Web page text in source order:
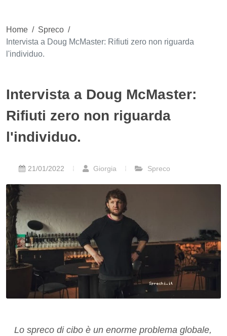
Home / Spreco /
Intervista a Doug McMaster: Rifiuti zero non riguarda
l'individuo.
Intervista a Doug McMaster:
Rifiuti zero non riguarda
l'individuo.
21/01/2022 Giorgia Spreco
Lo spreco di cibo è un enorme problema globale,